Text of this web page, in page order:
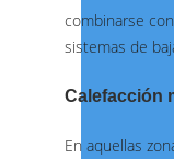
combinarse
sistemas de
Calefacción
En aquellas